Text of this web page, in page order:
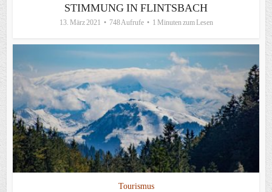
STIMMUNG IN FLINTSBACH
13. März 2021 748 Aufrufe 1 Minuten zum Lesen
Tourismus